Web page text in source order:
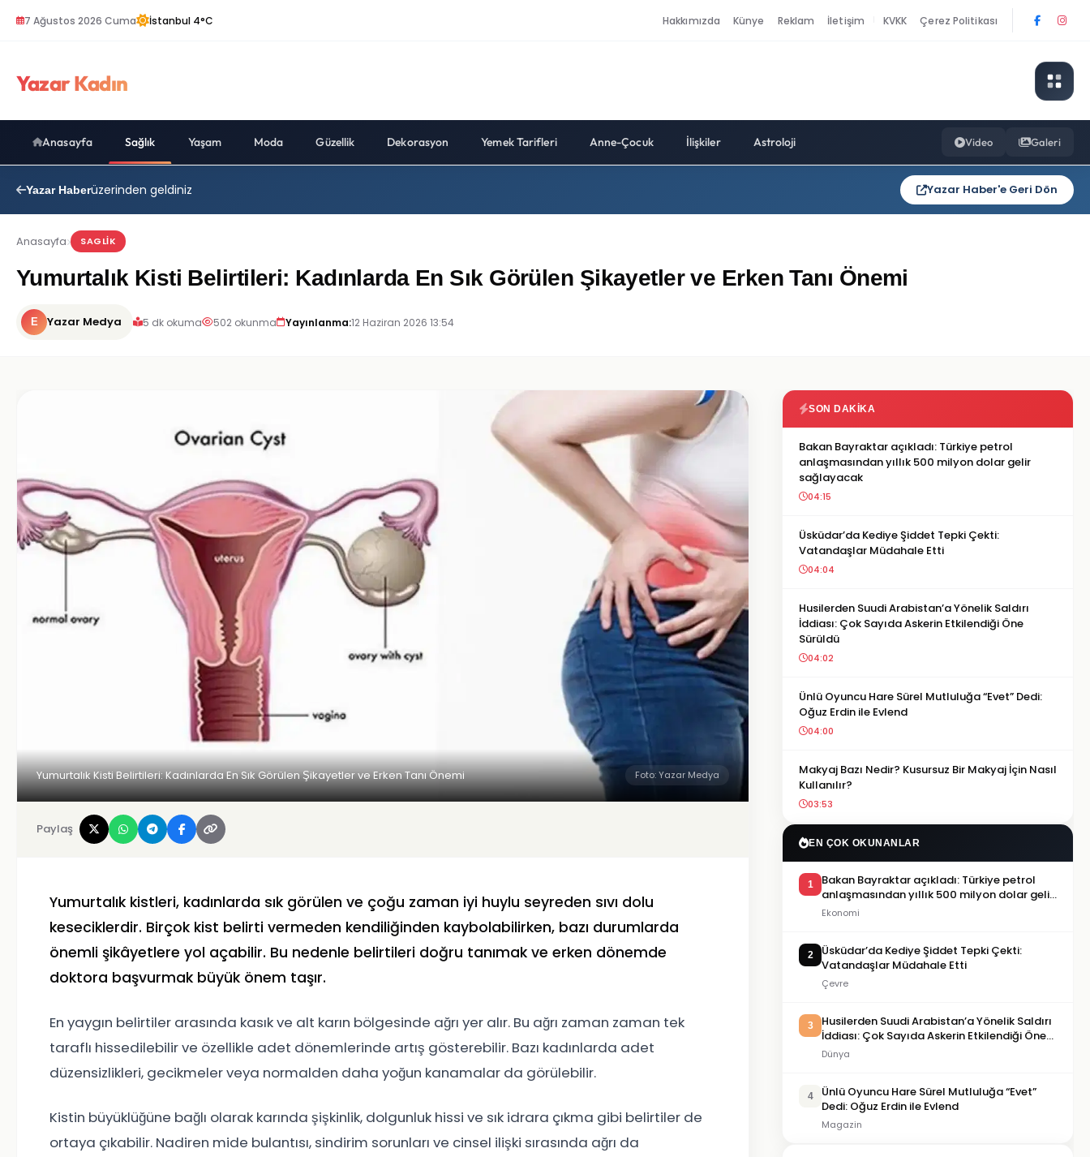
7 Ağustos 2026 Cuma İstanbul 4°C Hakkımızda Künye Reklam İletişim KVKK Çerez Politikası
Yazar Kadın
Anasayfa Sağlık Yaşam Moda Güzellik Dekorasyon Yemek Tarifleri Anne-Çocuk İlişkiler Astroloji Video Galeri
Yazar Haberüzerinden geldiniz Yazar Haber'e Geri Dön
Anasayfa SAGLIK
Yumurtalık Kisti Belirtileri: Kadınlarda En Sık Görülen Şikayetler ve Erken Tanı Önemi
E Yazar Medya 5 dk okuma 502 okunma Yayınlanma:12 Haziran 2026 13:54
Yumurtalık Kisti Belirtileri: Kadınlarda En Sık Görülen Şikayetler ve Erken Tanı Önemi Foto: Yazar Medya
Paylaş
Yumurtalık kistleri, kadınlarda sık görülen ve çoğu zaman iyi huylu seyreden sıvı dolu
keseciklerdir. Birçok kist belirti vermeden kendiliğinden kaybolabilirken, bazı durumlarda
önemli şikâyetlere yol açabilir. Bu nedenle belirtileri doğru tanımak ve erken dönemde
doktora başvurmak büyük önem taşır.
En yaygın belirtiler arasında kasık ve alt karın bölgesinde ağrı yer alır. Bu ağrı zaman zaman tek
taraflı hissedilebilir ve özellikle adet dönemlerinde artış gösterebilir. Bazı kadınlarda adet
düzensizlikleri, gecikmeler veya normalden daha yoğun kanamalar da görülebilir.
Kistin büyüklüğüne bağlı olarak karında şişkinlik, dolgunluk hissi ve sık idrara çıkma gibi belirtiler de
ortaya çıkabilir. Nadiren mide bulantısı, sindirim sorunları ve cinsel ilişki sırasında ağrı da
SON DAKIKA
Bakan Bayraktar açıkladı: Türkiye petrol
anlaşmasından yıllık 500 milyon dolar gelir
sağlayacak
04:15
Üsküdar’da Kediye Şiddet Tepki Çekti:
Vatandaşlar Müdahale Etti
04:04
Husilerden Suudi Arabistan’a Yönelik Saldırı
İddiası: Çok Sayıda Askerin Etkilendiği Öne
Sürüldü
04:02
Ünlü Oyuncu Hare Sürel Mutluluğa “Evet” Dedi:
Oğuz Erdin ile Evlend
04:00
Makyaj Bazı Nedir? Kusursuz Bir Makyaj İçin Nasıl
Kullanılır?
03:53
EN ÇOK OKUNANLAR
1
Bakan Bayraktar açıkladı: Türkiye petrol
anlaşmasından yıllık 500 milyon dolar gelir
sağlayacak
Ekonomi
2
Üsküdar’da Kediye Şiddet Tepki Çekti:
Vatandaşlar Müdahale Etti
Çevre
3
Husilerden Suudi Arabistan’a Yönelik Saldırı
İddiası: Çok Sayıda Askerin Etkilendiği Öne
Sürüldü
Dünya
4
Ünlü Oyuncu Hare Sürel Mutluluğa “Evet”
Dedi: Oğuz Erdin ile Evlend
Magazin